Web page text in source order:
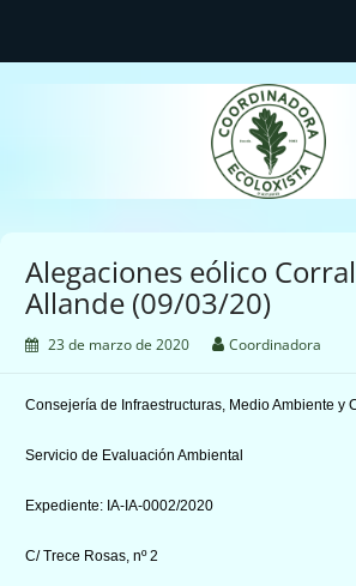
Coordinadora
d'Asturies
Alegaciones eólico Corral
Allande (09/03/20)
23 de marzo de 2020 Coordinadora
Consejería de Infraestructuras, Medio Ambiente y
Servicio de Evaluación Ambiental
Expediente: IA-IA-0002/2020
C/ Trece Rosas, nº 2